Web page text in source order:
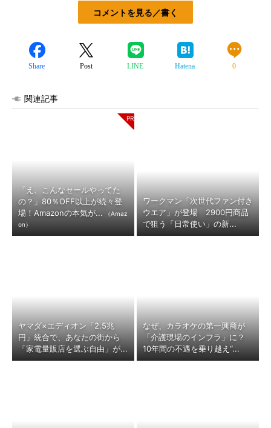
コメントを見る／書く
Share Post LINE Hatena 0
関連記事
「え、こんなセールやってた
の？」80％OFF以上が続々登
場！Amazonの本気が...
（Amaz
on）
ワークマン「次世代ファン付き
ウエア」が登場 2900円商品
で狙う「日常使い」の新...
ヤマダ×エディオン「2.5兆
円」統合で、あなたの街から
「家電量販店を選ぶ自由」が...
なぜ、カラオケの第一興商が
「介護現場のインフラ」に？
10年間の不遇を乗り越え“...